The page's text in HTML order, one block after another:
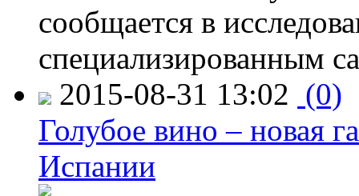
сообщается в
специализированным
2015-08-31 13:02 (0)
Голубое вино – новая
Испании